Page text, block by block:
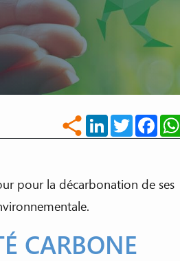
share LinkedIn
Twitter
pour la décarbonation de ses
CARBONE